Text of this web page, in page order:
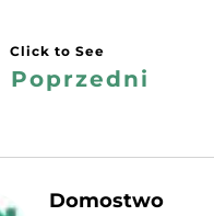
Poprzedni
Domostwo